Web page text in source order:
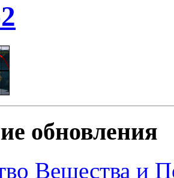
обновления
Вещества и